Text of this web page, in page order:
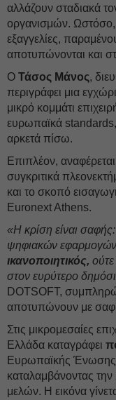
αλλάζουν σταδιακά
οργανισμών. Ωστόσο,
εξαγγελίες,
αποτυπώνονται και
Ο Τάσος Μάνος,
περιγράφει μια
μικρό κομμάτι
ευρωπαϊκά
αρκετά πίσω.
Επιπλέον,
συγκριτικά
και το σκοπό
Euronext Athens.
«Η κρίση είναι
ψηφιακών
ικανοποιητικός,
στον ευρύτερο
DOTSOFT,
αποτυπώνουν με
Στις μικρομεσαίες
Ελλάδα καταγράφει
Ευρωπαϊκής Ένωσης
καταλαμβάνοντας
μελών. Η εικόνα